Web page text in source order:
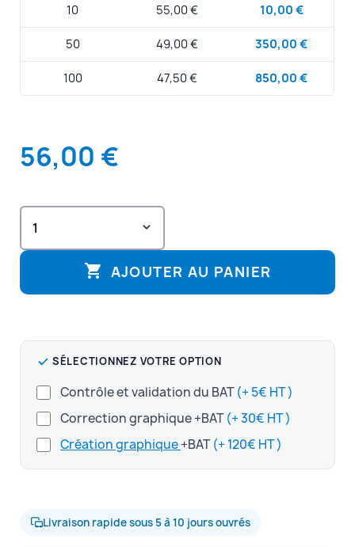
10 55,00 € 10,00 €
50 49,00 € 350,00 €
100 47,50 € 850,00 €
56,00 €
 AJOUTER AU PANIER
SÉLECTIONNEZ VOTRE OPTION
Contrôle et validation du BAT
(+ 5€ HT )
Correction graphique +BAT
(+ 30€ HT )
Création graphique+BAT (+ 120€ HT )
Livraison rapide sous 5 à 10 jours ouvrés